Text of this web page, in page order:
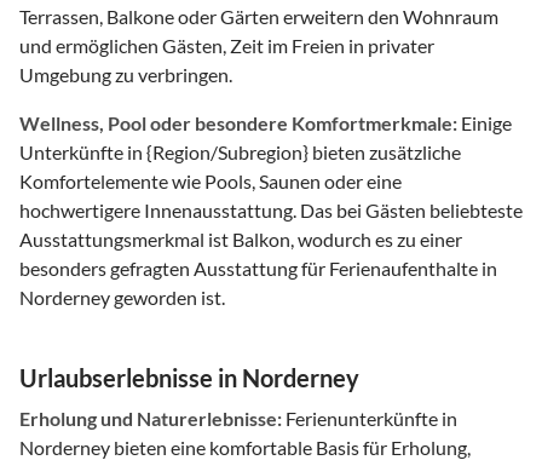
Terrassen, Balkone oder Gärten erweitern den Wohnraum
und ermöglichen Gästen, Zeit im Freien in privater
Umgebung zu verbringen.
Wellness, Pool oder besondere Komfortmerkmale: Einige
Unterkünfte in {Region/Subregion} bieten zusätzliche
Komfortelemente wie Pools, Saunen oder eine
hochwertigere Innenausstattung. Das bei Gästen beliebteste
Ausstattungsmerkmal ist Balkon, wodurch es zu einer
besonders gefragten Ausstattung für Ferienaufenthalte in
Norderney geworden ist.
Urlaubserlebnisse in Norderney
Erholung und Naturerlebnisse: Ferienunterkünfte in
Norderney bieten eine komfortable Basis für Erholung,